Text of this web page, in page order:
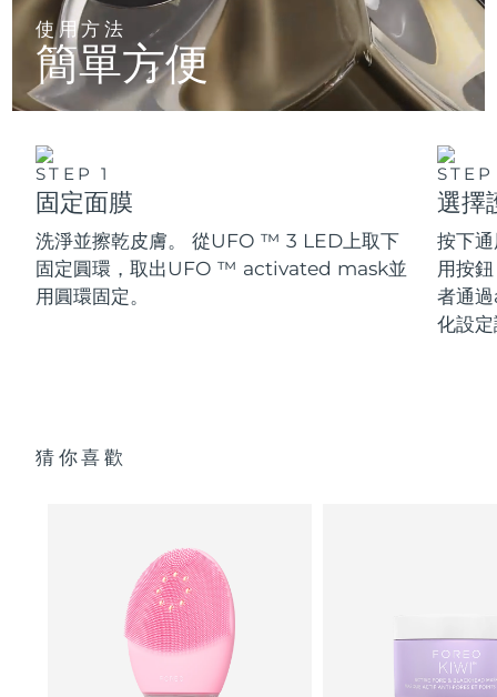
使用方法
簡單方便
STEP 1
固定面膜
洗淨並擦乾皮膚。 從UFO ™ 3 LED上取下
固定圓環，取出UFO ™ activated mask並
用圓環固定。
選擇
按下
用按
者通
化設
猜你喜歡